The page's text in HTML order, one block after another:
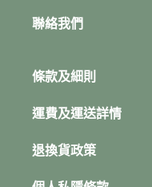
聯絡我們
條款及細則
運費及運送詳情
退換貨政策